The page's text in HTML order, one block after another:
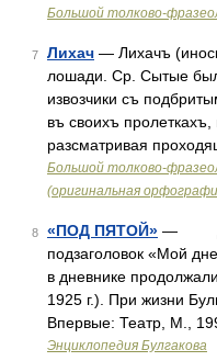
Большой толково-
7 Лихач — Лихачъ
лошади. Ср. Сытые
извозчики съ
въ своихъ
разсматривая
Большой толково-
(оригинальная
8 «ПОД ПЯТОЙ» —
подзаголовок «Мой
в дневнике
1925 г.). При жизни
Впервые: Театр, М.,
Энциклопедия Булгакова